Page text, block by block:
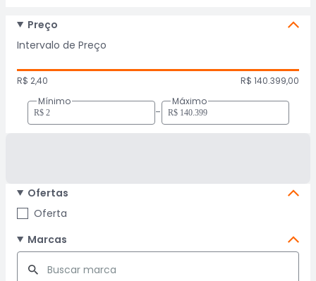
Preço
Intervalo de Preço
R$ 2,40
R$ 140.399,00
Mínimo
-
Máximo
Ofertas
Oferta
Marcas